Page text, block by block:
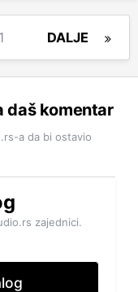
DALJE
daš komentar
a da bi ostavio
zajednici.